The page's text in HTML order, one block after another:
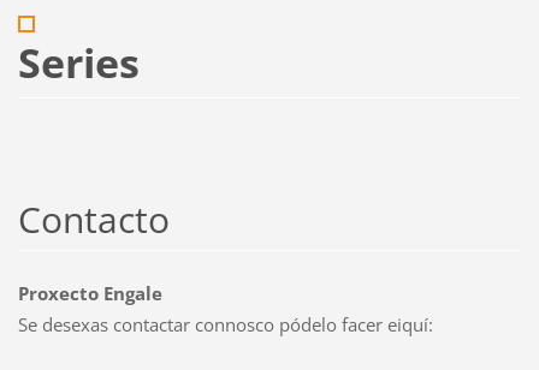
Series
Contacto
Proxecto Engale
Se desexas contactar connosco pódelo facer eiquí: